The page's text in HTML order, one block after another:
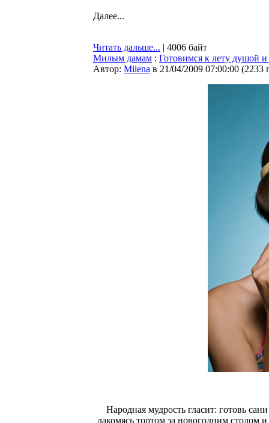
Далее...
Читать дальше... | 4006 байт
Милым дамам : Готовимся к лету душой и
Автор: Milena в 21/04/2009 07:00:00 (2233
Народная мудрость гласит: готовь
лакомясь тортом за новогодним столом